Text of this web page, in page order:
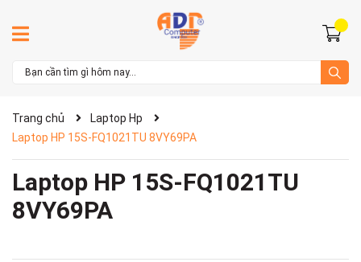
Trang chủ
Laptop Hp
Laptop HP 15S-FQ1021TU 8VY69PA
Laptop HP 15S-FQ1021TU
8VY69PA